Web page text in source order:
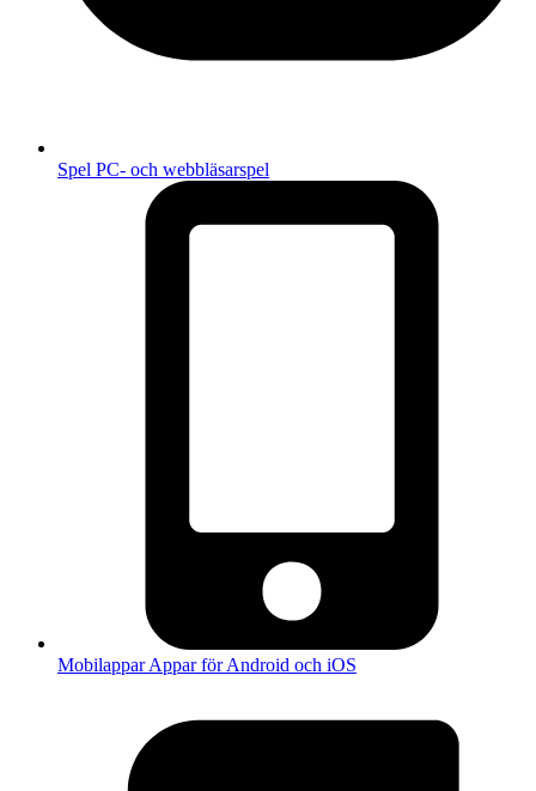
Spel PC- och webbläsarspel
MobilapparAppar för Android och iOS